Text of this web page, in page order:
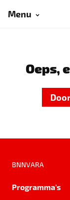
Menu
Oeps,
BNNVARA
Programma's